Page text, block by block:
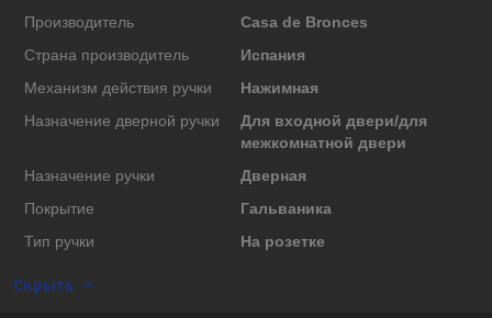
Производитель
Casa de Bronces
Страна производитель
Испания
Механизм действия ручки
Нажимная
Назначение дверной ручки
Для входной двери/для
межкомнатной двери
Назначение ручки
Дверная
Покрытие
Гальваника
Тип ручки
На розетке
Скрыть